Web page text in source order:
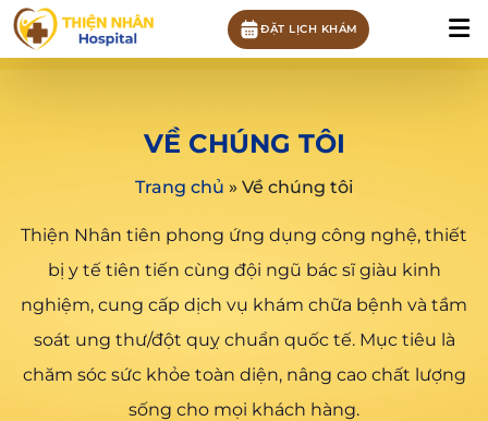
ĐẶT LỊCH KHÁM
VỀ CHÚNG TÔI
Trang chủ » Về chúng tôi
Thiện Nhân tiên phong ứng dụng công nghệ, thiết
bị y tế tiên tiến cùng đội ngũ bác sĩ giàu kinh
nghiệm, cung cấp dịch vụ khám chữa bệnh và tầm
soát ung thư/đột quỵ chuẩn quốc tế. Mục tiêu là
chăm sóc sức khỏe toàn diện, nâng cao chất lượng
sống cho mọi khách hàng.